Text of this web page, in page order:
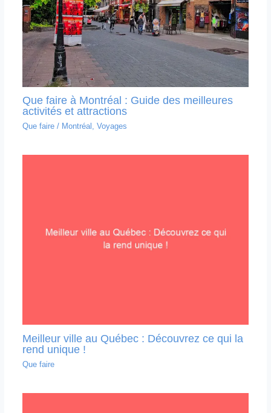
Que faire à Montréal : Guide des meilleures
activités et attractions
Que faire/ Montréal Voyages
Meilleur ville au Québec : Découvrez ce qui la
rend unique !
Que faire